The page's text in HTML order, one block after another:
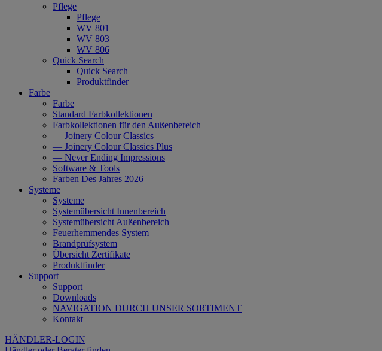
Pflege
Pflege
WV 801
WV 803
WV 806
Quick Search
Quick Search
Produktfinder
Farbe
Farbe
Standard Farbkollektionen
Farbkollektionen für den Außenbereich
— Joinery Colour Classics
— Joinery Colour Classics Plus
— Never Ending Impressions
Software & Tools
Farben Des Jahres 2026
Systeme
Systeme
Systemübersicht Innenbereich
Systemübersicht Außenbereich
Feuerhemmendes System
Brandprüfsystem
Übersicht Zertifikate
Produktfinder
Support
Support
Downloads
NAVIGATION DURCH UNSER SORTIMENT
Kontakt
HÄNDLER-LOGIN